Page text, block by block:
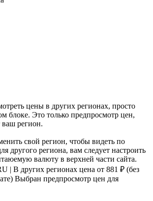
цены в других регионах, просто
блоке. Это только предпросмотр цен,
ваш регион.
свой регион, чтобы видеть по
другого региона, вам следует настроить
валюту в верхней части сайта.
| В других регионах цена от 881 ₽ (без
Выбран предпросмотр цен для